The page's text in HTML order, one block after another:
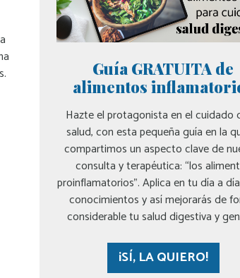
Guía GRATUITA de
alimentos
Hazte el protagonista en el cuidado
salud, con esta pequeña guía en la
compartimos un aspecto clave de
consulta y terapéutica: “los
proinflamatorios”. Aplica en tu día a
conocimientos y así mejorarás de
considerable tu salud digestiva y
¡SÍ, LA QUIERO!